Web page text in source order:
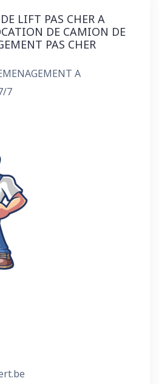
LIFT PAS CHER A
DE CAMION DE
PAS CHER
A
7